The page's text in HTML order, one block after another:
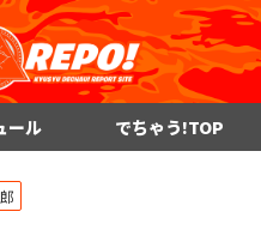
ール でちゃう!TOP